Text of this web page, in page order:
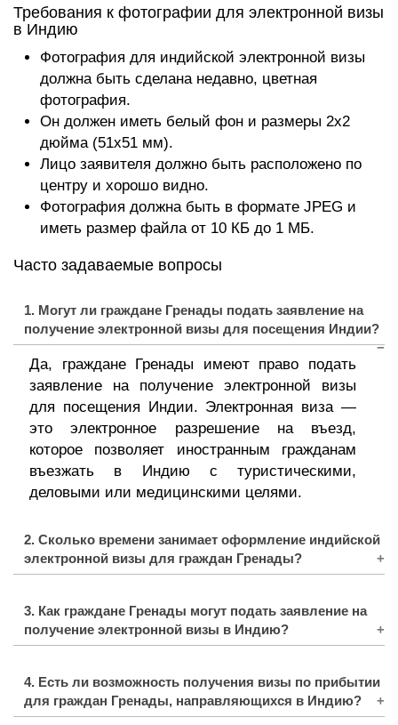
Требования к фотографии для электронной визы
в Индию
Фотография для индийской электронной визы
должна быть сделана недавно, цветная
фотография.
Он должен иметь белый фон и размеры 2x2
дюйма (51x51 мм).
Лицо заявителя должно быть расположено по
центру и хорошо видно.
Фотография должна быть в формате JPEG и
иметь размер файла от 10 КБ до 1 МБ.
Часто задаваемые вопросы
1. Могут ли граждане Гренады подать заявление на
получение электронной визы для посещения Индии?
Да, граждане Гренады имеют право подать
заявление на получение электронной визы
для посещения Индии. Электронная виза —
это электронное разрешение на въезд,
которое позволяет иностранным гражданам
въезжать в Индию с туристическими,
деловыми или медицинскими целями.
2. Сколько времени занимает оформление индийской
электронной визы для граждан Гренады?
обычно составляет около 3-5 рабочих дней. Тем
не менее, желательно подавать заявку
поездки, чтобы учесть любые непредвиденные
задержки.
3. Как граждане Гренады могут подать заявление на
получение электронной визы в Индию?
получение индийской электронной визы через
услуги eVisa. Форма онлайн-заявки должна
4. Есть ли возможность получения визы по прибытии
для граждан Гренады, направляющихся в Индию?